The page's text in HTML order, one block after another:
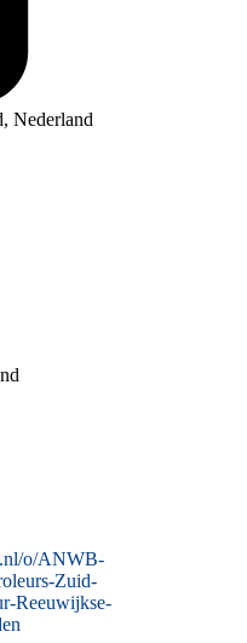
Nederland
o/ANWB-
Zuid-
Reeuwijkse-